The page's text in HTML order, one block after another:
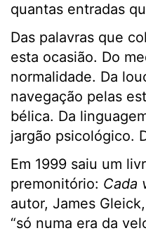
quantas entradas
Das palavras que
esta ocasião. Do
normalidade. Da
navegação pelas
bélica. Da
jargão psicológico.
Em 1999 saiu um
premonitório: Cada
autor, James
“só numa era da